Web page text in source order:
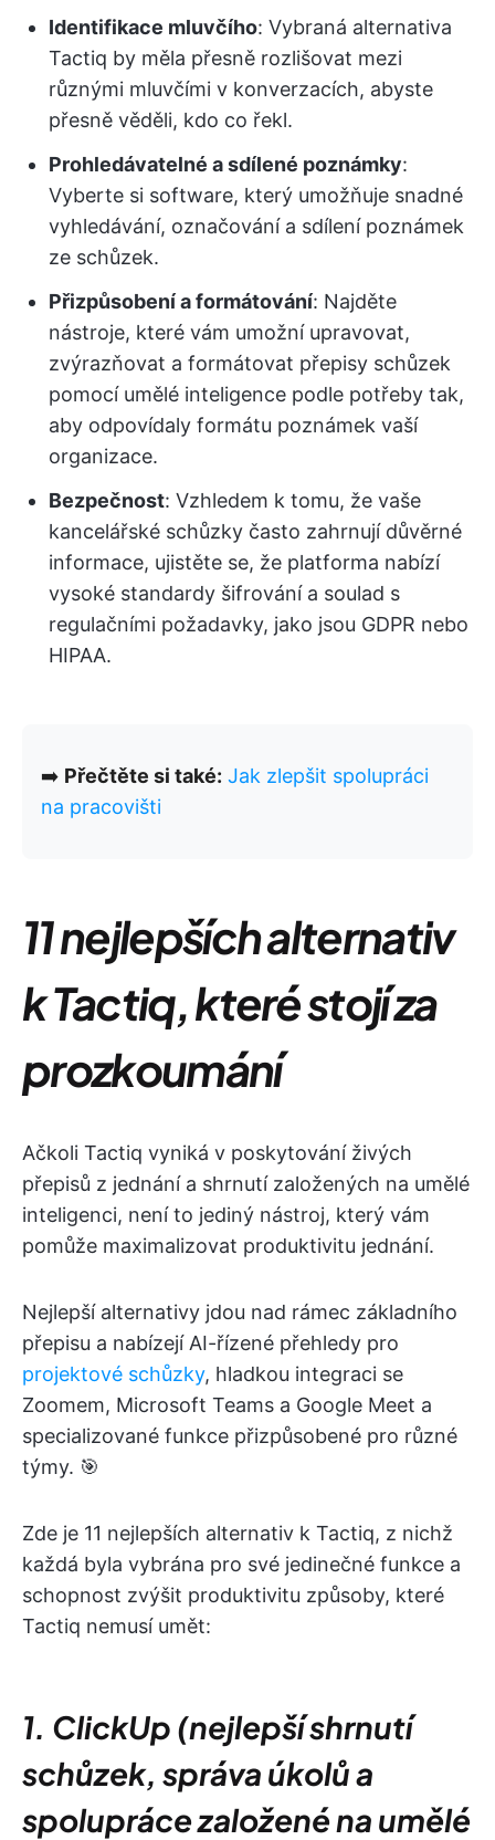
Identifikace mluvčího: Vybraná alternativa
Tactiq by měla přesně rozlišovat mezi
různými mluvčími v konverzacích, abyste
přesně věděli, kdo co řekl.
Prohledávatelné a sdílené poznámky:
Vyberte si software, který umožňuje snadné
vyhledávání, označování a sdílení poznámek
ze schůzek.
Přizpůsobení a formátování: Najděte
nástroje, které vám umožní upravovat,
zvýrazňovat a formátovat přepisy schůzek
pomocí umělé inteligence podle potřeby tak,
aby odpovídaly formátu poznámek vaší
organizace.
Bezpečnost: Vzhledem k tomu, že vaše
kancelářské schůzky často zahrnují důvěrné
informace, ujistěte se, že platforma nabízí
vysoké standardy šifrování a soulad s
regulačními požadavky, jako jsou GDPR nebo
HIPAA.
➡️ Přečtěte si také: Jak zlepšit spolupráci
na pracovišti
11 nejlepších alternativ
k Tactiq, které stojí za
prozkoumání
Ačkoli Tactiq vyniká v poskytování živých
přepisů z jednání a shrnutí založených na umělé
inteligenci, není to jediný nástroj, který vám
pomůže maximalizovat produktivitu jednání.
Nejlepší alternativy jdou nad rámec základního
přepisu a nabízejí AI-řízené přehledy pro
projektové schůzky, hladkou integraci se
Zoomem, Microsoft Teams a Google Meet a
specializované funkce přizpůsobené pro různé
týmy. 🎯
Zde je 11 nejlepších alternativ k Tactiq, z nichž
každá byla vybrána pro své jedinečné funkce a
schopnost zvýšit produktivitu způsoby, které
Tactiq nemusí umět:
1. ClickUp (nejlepší shrnutí
schůzek, správa úkolů a
spolupráce založené na umělé